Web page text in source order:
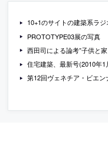
10+1のサイトの建築系ラ
PROTOTYPE03展の写真
西田司による論考”子供と
住宅建築、最新号(2010年1月号
第12回ヴェネチア・ビエンナーレ建築展の日本館の概要